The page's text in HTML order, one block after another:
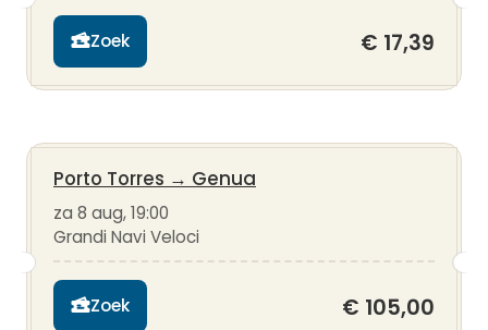
Zoek € 17,39
Porto Torres → Genua
za 8 aug, 19:00
Grandi Navi Veloci
Zoek € 105,00